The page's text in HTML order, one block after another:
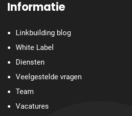
Informatie
Linkbuilding blog
White Label
Diensten
Veelgestelde vragen
Team
Vacatures